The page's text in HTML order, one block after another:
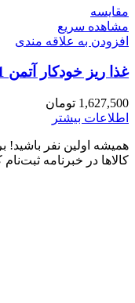
مقایسه
مشاهده سریع
افزودن به علاقه مندی
غذا ریز خودکار آتمن AFT-01
1,627,500 تومان
اطلاعات بیشتر
همیشه اولین نفر باشید!
کالاها در خبرنامه ثبت‌نام